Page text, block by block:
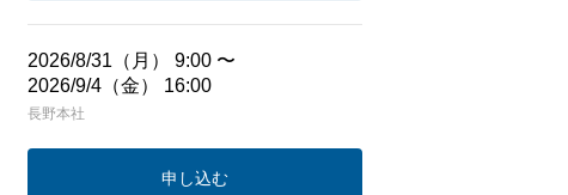
2026/8/31（月） 9:00 〜
2026/9/4（金） 16:00
長野本社
申し込む